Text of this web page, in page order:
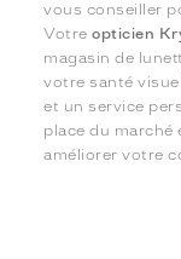
vous conseiller
Votreopticien
magasin de
votre santé
et un service
place du marché
améliorer votre